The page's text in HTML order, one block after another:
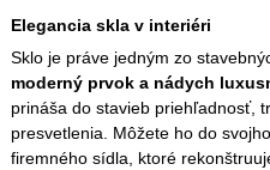
Elegancia skla v interiéri
Sklo je práve jedným zo
moderný prvok a nádych
prináša do stavieb priehľadnosť,
presvetlenia. Môžete ho do
firemného sídla, ktoré